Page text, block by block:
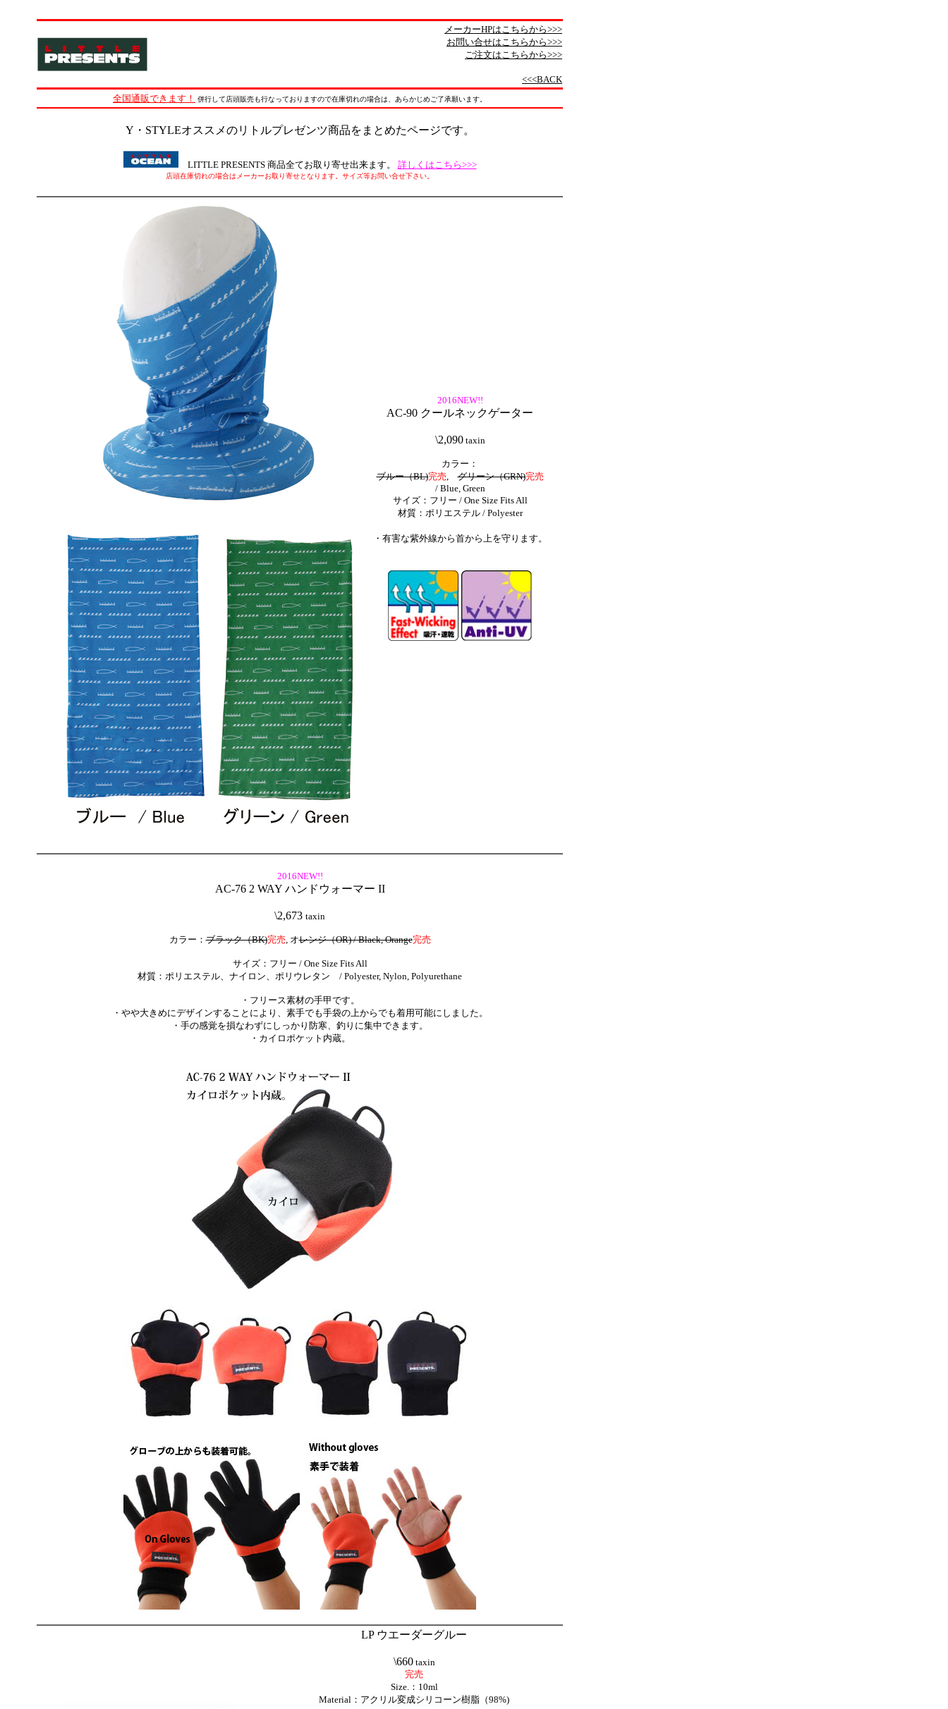
メーカーHPはこちらから>>>
お問い合せはこちらから>>>
ご注文はこちらから>>>
<<<BACK
全国通販できます！
併行して店頭販売も行なっておりますので在庫切れの場合は、あらかじめご了承願います。
Y・STYLEオススメのリトルプレゼンツ商品をまとめたページです。
LITTLE PRESENTS 商品全てお取り寄せ出来ます。 詳しくはこちら>>>
店頭在庫切れの場合はメーカーお取り寄せとなります。サイズ等お問い合せ下さい。
2016NEW!!
AC-90 クールネックゲーター
\2,090 taxin
カラー：
ブルー（BL)完売,グリーン（GRN)完売
/ Blue, Green
サイズ：フリー / One Size Fits All
材質：ポリエステル / Polyester
・有害な紫外線から首から上を守ります。
2016NEW!!
AC-76 2 WAY ハンドウォーマー II
\2,673 taxin
カラー：ブラック（BK)完売, オレンジ（OR) / Black, Orange完売
サイズ：フリー / One Size Fits All
材質：ポリエステル、ナイロン、ポリウレタン / Polyester, Nylon, Polyurethane
・フリース素材の手甲です。
・やや大きめにデザインすることにより、素手でも手袋の上からでも着用可能にしました。
・手の感覚を損なわずにしっかり防寒、釣りに集中できます。
・カイロポケット内蔵。
LP ウエーダーグルー
\660 taxin
完売
Size.：10ml
Material：アクリル変成シリコーン樹脂（98%)